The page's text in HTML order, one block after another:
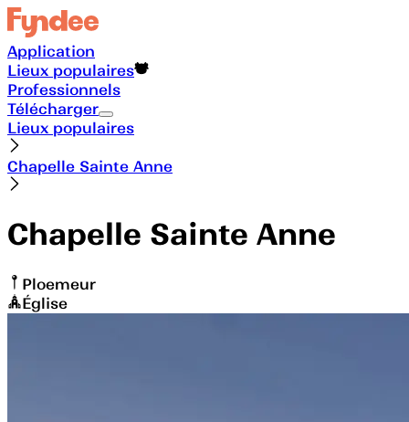
Application
Lieux populaires
Professionnels
Télécharger
Lieux populaires
Chapelle Sainte Anne
Chapelle Sainte Anne
Ploemeur
Église